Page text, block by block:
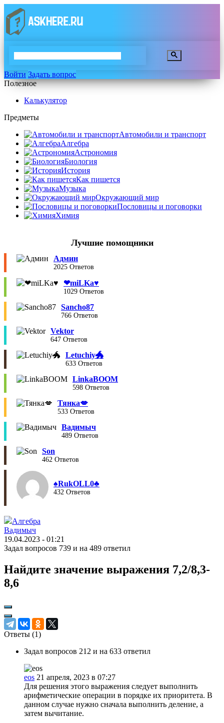
Войти Задать вопрос
Полезное
Калькулятор
Предметы
Автомобили и транспорт
Алгебра
Астрономия
Биология
История
Как пишется
Музыка
Окружающий мир
Пословицы и поговорки
Химия
Лучшие помощники
Админ
2025 Ответов
❤︎miLKa♥︎
1029 Ответов
Sancho87
766 Ответов
Vektor
647 Ответов
Letuchiy🐲
633 Ответов
LinkaBOOM
598 Ответов
Тянка💋
533 Ответов
Вадимыч
489 Ответов
Son
462 Ответов
♠︎RukOLL0♣︎
432 Ответов
Алгебра
Вадимыч
19.04.2023 - 01:21
Задал вопросов 739 и на 489 ответил
Найдите значение выражения 7,2/8,3-
8,6
Ответы (1)
Задал вопросов 212 и на 633 ответил
eos 21 апреля, 2023 в 07:27
Для решения этого выражения следует выполнить
арифметические операции в порядке их приоритета. В
данном случае нужно сначала выполнить деление, а
затем вычитание.